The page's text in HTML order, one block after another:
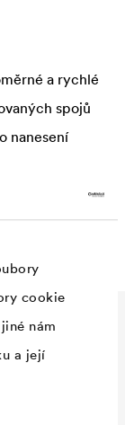
cookie
nám
a její
a rychlé
spojů
nanesení